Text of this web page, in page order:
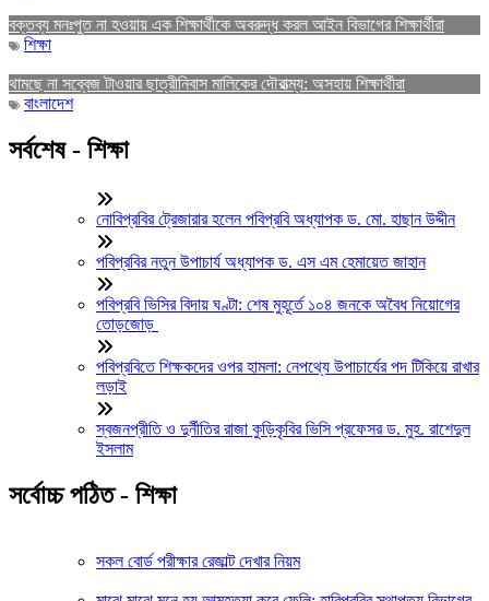
বক্তব্য মনঃপুত না হওয়ায় এক শিক্ষার্থীকে অবরুদ্ধ করল আইন বিভাগের শিক্ষার্থীরা
শিক্ষা
থামছে না সব্বেজ টাওয়ার ছাত্রীনিবাস মালিকের দৌরাত্ম্য: অসহায় শিক্ষার্থীরা
বাংলাদেশ
সর্বশেষ - শিক্ষা
নোবিপ্রবির ট্রেজারার হলেন পবিপ্রবি অধ্যাপক ড. মো. হাছান উদ্দীন
পবিপ্রবির নতুন উপাচার্য অধ্যাপক ড. এস এম হেমায়েত জাহান
পবিপ্রবি ভিসির বিদায় ঘণ্টা: শেষ মুহূর্তে ১০৪ জনকে অবৈধ নিয়োগের
তোড়জোড়
পবিপ্রবিতে শিক্ষকদের ওপর হামলা: নেপথ্যে উপাচার্যের পদ টিকিয়ে রাখার
লড়াই
স্বজনপ্রীতি ও দুর্নীতির রাজা কুড়িকৃবির ভিসি প্রফেসর ড. মুহ. রাশেদুল
ইসলাম
সর্বোচ্চ পঠিত - শিক্ষা
সকল বোর্ড পরীক্ষার রেজাল্ট দেখার নিয়ম